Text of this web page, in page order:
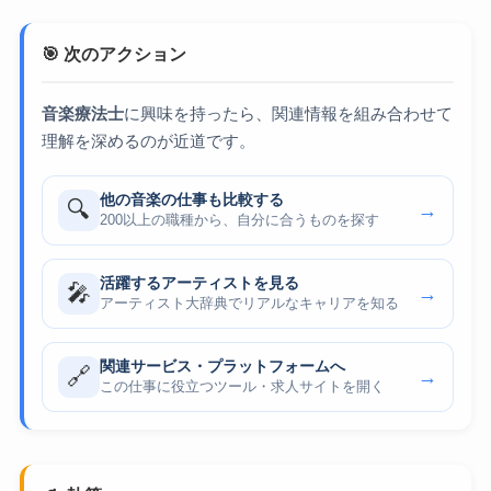
🎯 次のアクション
音楽療法士に興味を持ったら、関連情報を組み合わせて
理解を深めるのが近道です。
🔍 他の音楽の仕事も比較する
200以上の職種から、自分に合うものを探す →
🎤 活躍するアーティストを見る
アーティスト大辞典でリアルなキャリアを知る →
🔗 関連サービス・プラットフォームへ
この仕事に役立つツール・求人サイトを開く →